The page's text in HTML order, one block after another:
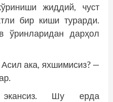
жиддий, чуст
бир киши турарди.
ўринларидан дарҳол
Асил ака, яхшимисиз? —
Шу ерда